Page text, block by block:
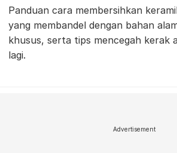
Panduan cara membersihkan
yang membandel dengan bahan
khusus, serta tips mencegah kerak
lagi.
Advertisement